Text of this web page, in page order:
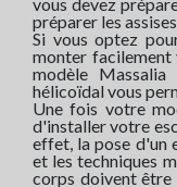
préparer les
Si vous optez
monter facilement
modèle
hélicoïdal vous
Une fois votre
d'installer votre
effet, la pose d'un
et les techniques
corps doivent être